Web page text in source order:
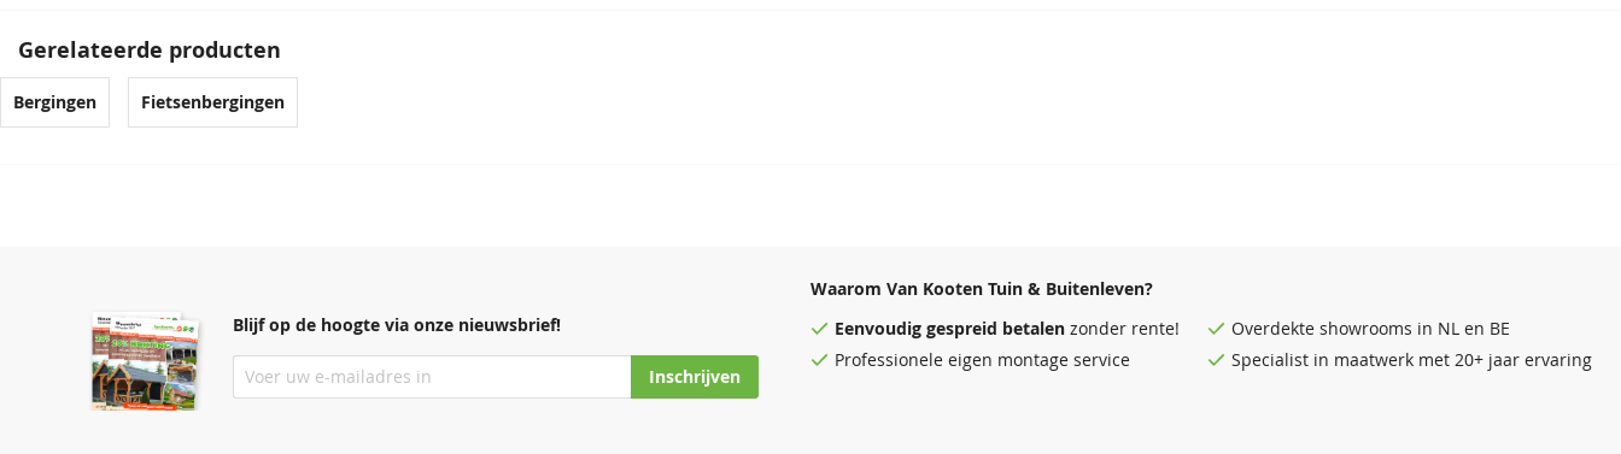
Gerelateerde producten
Bergingen Fietsenbergingen
Blijf op de hoogte via onze nieuwsbrief!
Inschrijven
Waarom Van Kooten Tuin & Buitenleven?
Eenvoudig gespreid betalen zonder rente! Overdekte showrooms in NL en BE
Professionele eigen montage service
Specialist in maatwerk met 20+ jaar ervaring